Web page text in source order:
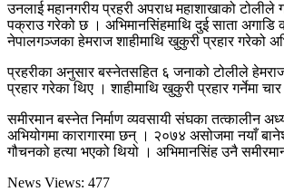
उनलाई महानगरीय प्रहरी अपराध महाशाखाको टोलीले
पक्राउ गरेको छ । अभिमानसिंहमाथि दुई साता अगाडि
नेपालगञ्जका हेमराज शाहीमाथि खुकुरी प्रहार गरेको
प्रहरीका अनुसार बस्नेतसहित ६ जनाको टोलीले
प्रहार गरेका थिए । शाहीमाथि खुकुरी प्रहार गर्नेमा
समीरमान बस्नेत निर्माण व्यवसायी संघका तत्कालीन
अभियोगमा कारागारमा छन् । २०७४ असोजमा नयाँ
गौचनको हत्या भएको थियो । अभिमानसिंह उनै
News Views: 477